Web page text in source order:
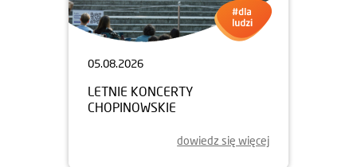
05.08.2026
LETNIE KONCERTY
CHOPINOWSKIE
dowiedz się więcej